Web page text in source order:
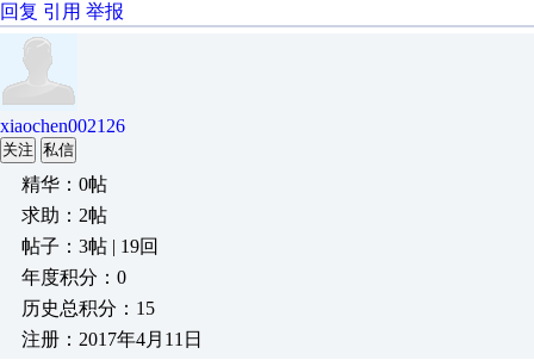
回复 引用 举报
xiaochen002126
关注 私信
精华：0帖
求助：2帖
帖子：3帖 | 19回
年度积分：0
历史总积分：15
注册：2017年4月11日